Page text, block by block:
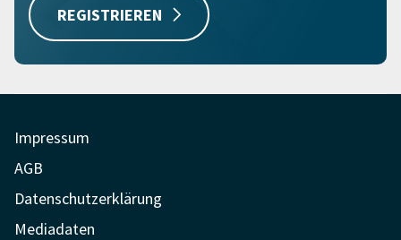
REGISTRIEREN
Impressum
AGB
Datenschutzerklärung
Mediadaten